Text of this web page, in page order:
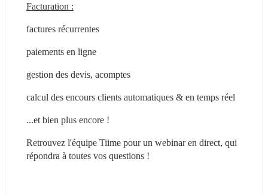
Facturation :
factures récurrentes
paiements en ligne
gestion des devis, acomptes
calcul des encours clients automatiques & en temps réel
...et bien plus encore !
Retrouvez l'équipe Tiime pour un webinar en direct, qui
répondra à toutes vos questions !